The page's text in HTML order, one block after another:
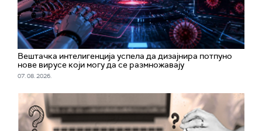
Вештачка интелигенција успела да дизајнира потпуно
нове вирусе који могу да се размножавају
07. 08. 2026.